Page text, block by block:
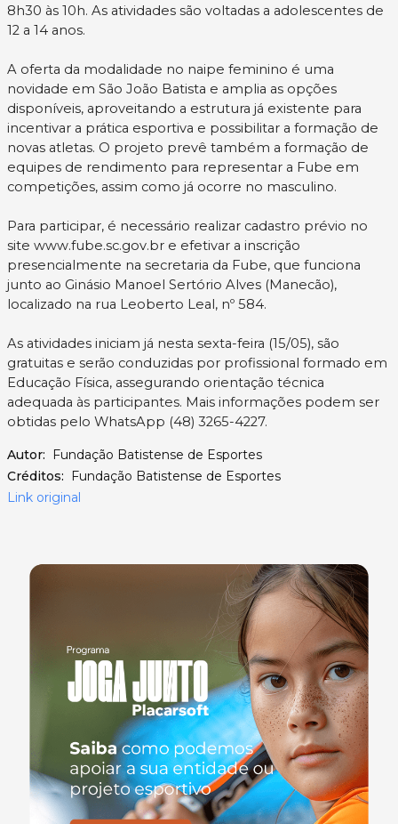
8h30 às 10h. As atividades são voltadas a adolescentes de
12 a 14 anos.
A oferta da modalidade no naipe feminino é uma
novidade em São João Batista e amplia as opções
disponíveis, aproveitando a estrutura já existente para
incentivar a prática esportiva e possibilitar a formação de
novas atletas. O projeto prevê também a formação de
equipes de rendimento para representar a Fube em
competições, assim como já ocorre no masculino.
Para participar, é necessário realizar cadastro prévio no
site www.fube.sc.gov.br e efetivar a inscrição
presencialmente na secretaria da Fube, que funciona
junto ao Ginásio Manoel Sertório Alves (Manecão),
localizado na rua Leoberto Leal, nº 584.
As atividades iniciam já nesta sexta-feira (15/05), são
gratuitas e serão conduzidas por profissional formado em
Educação Física, assegurando orientação técnica
adequada às participantes. Mais informações podem ser
obtidas pelo WhatsApp (48) 3265-4227.
Autor:
Fundação Batistense de Esportes
Créditos:
Fundação Batistense de Esportes
Link original